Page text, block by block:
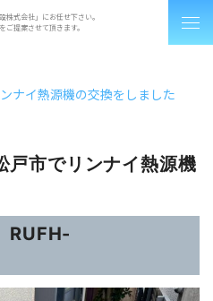
株式会社」にお任せ下さい。
ご提案させて頂きます。
ナイ熱源機の交換をしました
市でリンナイ熱源機